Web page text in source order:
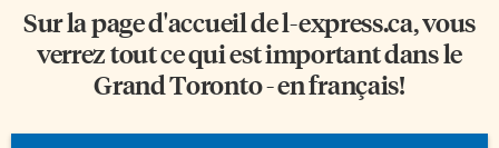
Sur la page d'accueil del-express.ca, vous
verrez tout ce qui est important dans le
Grand Toronto - en français!